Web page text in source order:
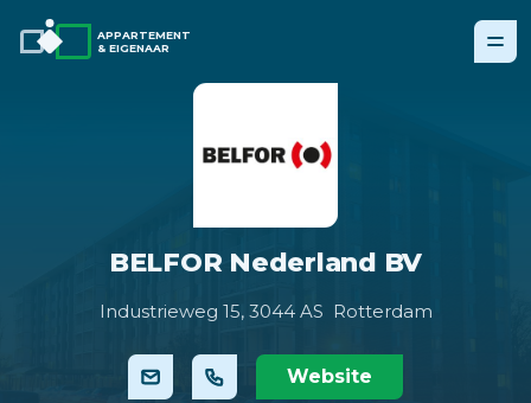
APPARTEMENT
& EIGENAAR
BELFOR Nederland BV
Industrieweg 15, 3044 AS Rotterdam
Website